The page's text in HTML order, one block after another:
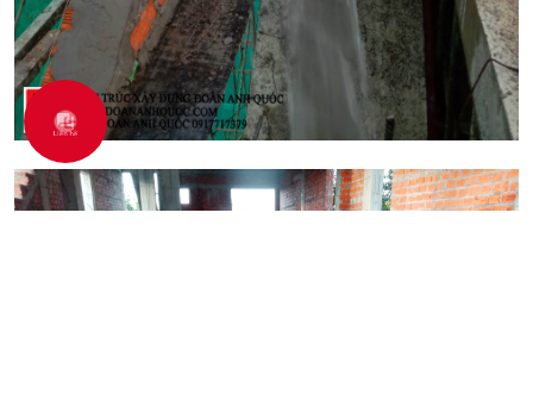
Liên hệ